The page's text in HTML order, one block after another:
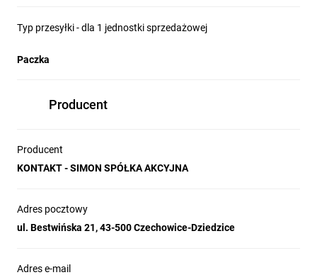
Typ przesyłki - dla 1 jednostki sprzedażowej
Paczka
Producent
Producent
KONTAKT - SIMON SPÓŁKA AKCYJNA
Adres pocztowy
ul. Bestwińska 21, 43-500 Czechowice-Dziedzice
Adres e-mail